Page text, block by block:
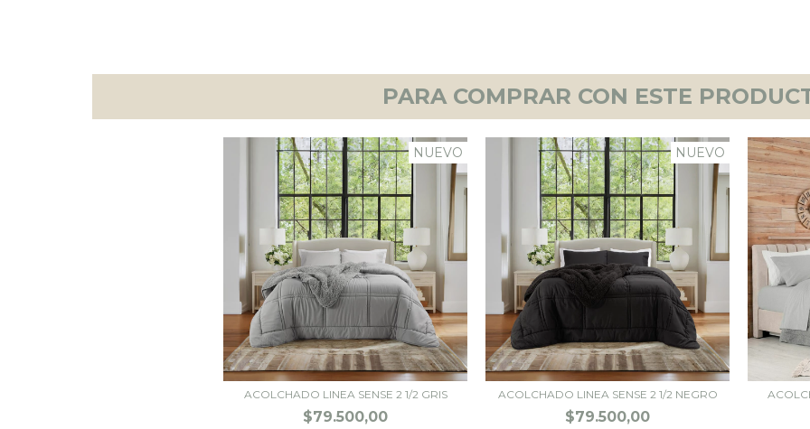
PARA COMPRAR CON ESTE
NUEVO
ACOLCHADO LINEA SENSE 2 1/2 GRIS
$79.500,00
NUEVO
ACOLCHADO LINEA SENSE 2 1/2 NEGRO
$79.500,00